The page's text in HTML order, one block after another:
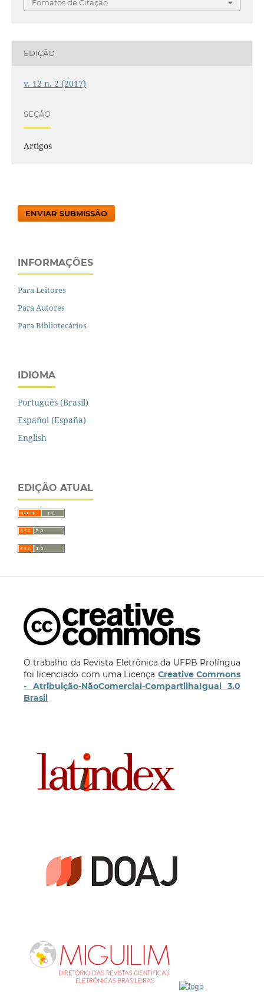
Fomatos de Citação
EDIÇÃO
v. 12 n. 2 (2017)
SEÇÃO
Artigos
ENVIAR SUBMISSÃO
INFORMAÇÕES
Para Leitores
Para Autores
Para Bibliotecários
IDIOMA
Português (Brasil)
Español (España)
English
EDIÇÃO ATUAL
O trabalho da Revista Eletrônica da UFPB Prolíngua
foi licenciado com uma Licença Creative Commons
- Atribuição-NãoComercial-CompartilhaIgual 3.0
Brasil